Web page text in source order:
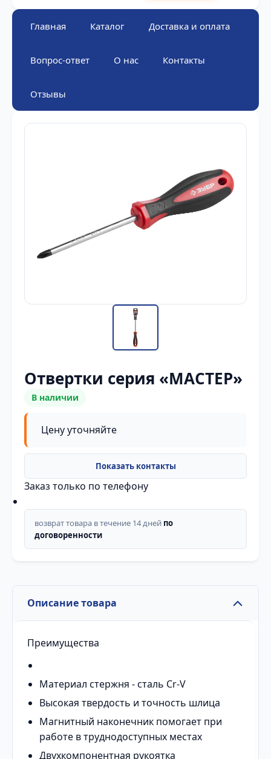
Главная Каталог Доставка и оплата
Вопрос-ответ О нас Контакты
Отзывы
Отвертки серия «МАСТЕР»
В наличии
Цену уточняйте
Заказ только по телефону
возврат товара в течение 14 дней по
договоренности
Описание товара
Преимущества
Материал стержня - сталь Cr-V
Высокая твердость и точность шлица
Магнитный наконечник помогает при
работе в труднодоступных местах
Двухкомпонентная рукоятка